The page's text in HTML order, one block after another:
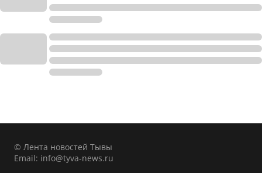
© Лента новостей Тывы
Email: info@tyva-news.ru